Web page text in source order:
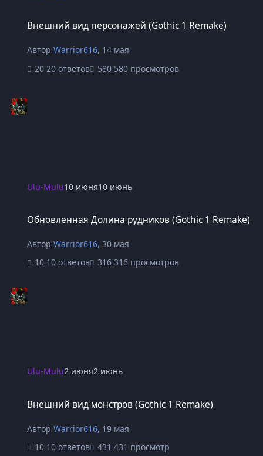
Внешний вид персонажей (Gothic 1 Remake)
АвторWarrior616, 14 мая
20 ответов
580 просмотров
Ulu-Mulu10 июня10 июнь
Обновленная Долина рудников (Gothic 1 Remake)
АвторWarrior616,30 мая
10 ответов
316 просмотров
Ulu-Mulu2 июня2 июнь
Внешний вид монстров (Gothic 1 Remake)
АвторWarrior616, 19 мая
10 ответов
431 просмотр